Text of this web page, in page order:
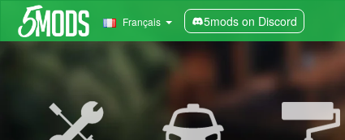
Français 5mods on Discord